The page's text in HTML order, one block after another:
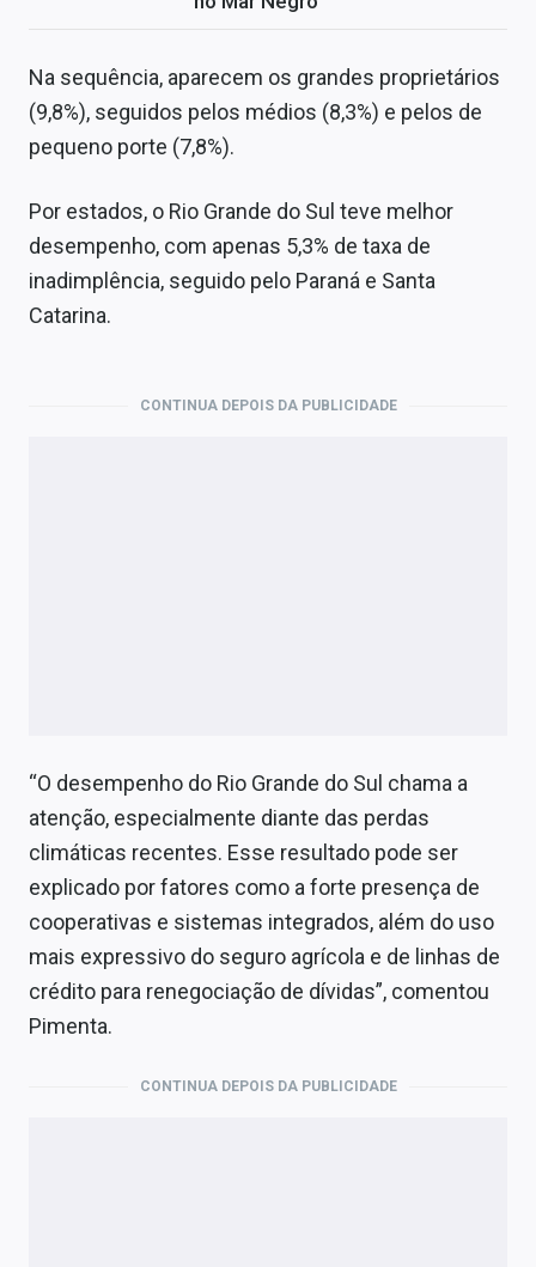
Na sequência, aparecem os grandes proprietários
(9,8%), seguidos pelos médios (8,3%) e pelos de
pequeno porte (7,8%).
Por estados, o Rio Grande do Sul teve melhor
desempenho, com apenas 5,3% de taxa de
inadimplência, seguido pelo Paraná e Santa
Catarina.
CONTINUA DEPOIS DA PUBLICIDADE
“O desempenho do Rio Grande do Sul chama a
atenção, especialmente diante das perdas
climáticas recentes. Esse resultado pode ser
explicado por fatores como a forte presença de
cooperativas e sistemas integrados, além do uso
mais expressivo do seguro agrícola e de linhas de
crédito para renegociação de dívidas”, comentou
Pimenta.
CONTINUA DEPOIS DA PUBLICIDADE